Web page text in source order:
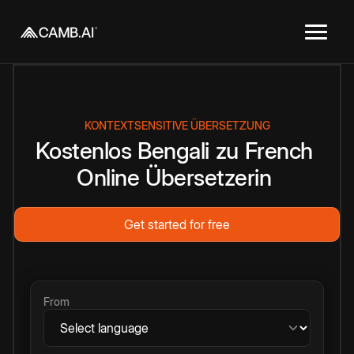
KONTEXTSENSITIVE ÜBERSETZUNG
Kostenlos Bengali zu French
Online Übersetzerin
Get started for free
From